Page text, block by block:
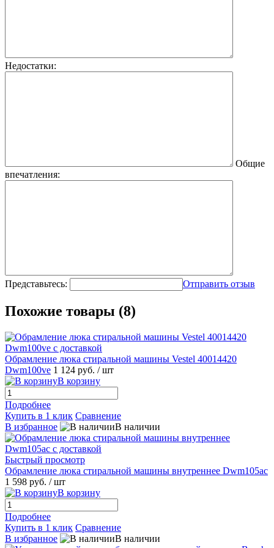
Недостатки:
Общие
впечатления:
Представьтесь: Отправить отзыв
Похожие товары (8)
Обрамление люка стиральной машины Vestel 40014420
Dwm100ve 1 124 руб. / шт
В корзину
Подробнее
Купить в 1 клик Сравнение
В избранное
В наличии
Быстрый просмотр
Обрамление люка стиральной машины внутреннее Dwm105ac
1 598 руб. / шт
В корзину
Подробнее
Купить в 1 клик Сравнение
В избранное
В наличии